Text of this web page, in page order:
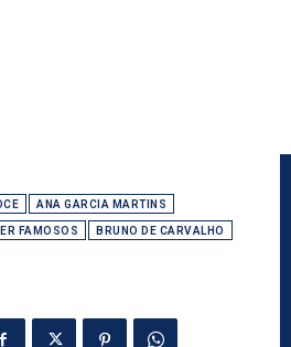
ANA GARCIA MARTINS
FAMOSOS BRUNO DE CARVALHO